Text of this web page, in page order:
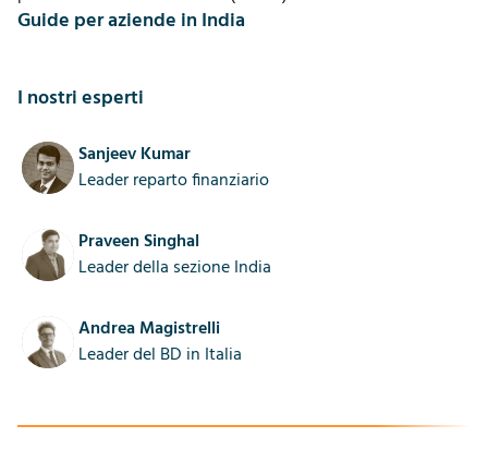
I nostri esperti
Sanjeev Kumar
Leader reparto finanziario
Praveen Singhal
Leader della sezione India
Andrea Magistrelli
Leader del BD in Italia
Guide per aziende in India